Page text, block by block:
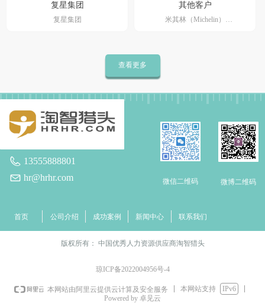
复星集团
复星集团
其他客户
米其林（Michelin）
沈阳名华模塑
格致汽车
贺利氏等等
查看更多
13555888801
hr@hrhr.com
微信二维码 微博二维码
首页 公司介绍 成功案例 新闻中心 联系我们
版权所有： 中国优秀人力资源供应商淘智猎头
琼ICP备2022004956号-4
本网站由阿里云提供云计算及安全服务 本网站支持
IPv6
Powered by 卓见云